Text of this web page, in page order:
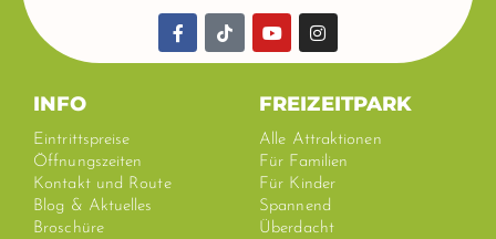
F
a
c
T
i
k
Y
o
u
u
b
e
I
n
s
a
g
r
a
m
INFO
Eintrittspreise
Öffnungszeiten
Kontakt und Route
Blog & Aktuelles
Broschüre
FREIZEITPARK
Alle Attraktionen
Für Familien
Für Kinder
Spannend
Überdacht